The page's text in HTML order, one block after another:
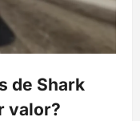
de Shark
valor?